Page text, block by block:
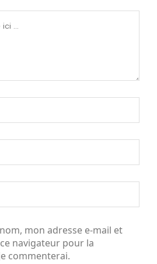
mon adresse e-mail et
navigateur pour la
commenterai.